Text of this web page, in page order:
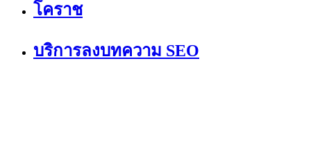
โคราช
บริการลงบทความ SEO